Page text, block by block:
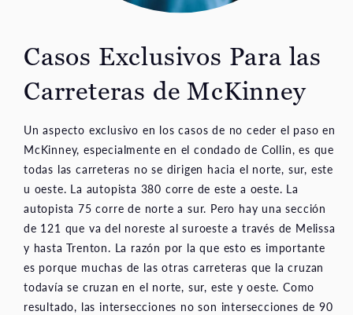
Casos Exclusivos Para las
Carreteras de McKinney
Un aspecto exclusivo en los casos de no ceder el paso en
McKinney, especialmente en el condado de Collin, es que
todas las carreteras no se dirigen hacia el norte, sur, este
u oeste. La autopista 380 corre de este a oeste. La
autopista 75 corre de norte a sur. Pero hay una sección
de 121 que va del noreste al suroeste a través de Melissa
y hasta Trenton. La razón por la que esto es importante
es porque muchas de las otras carreteras que la cruzan
todavía se cruzan en el norte, sur, este y oeste. Como
resultado, las intersecciones no son intersecciones de 90